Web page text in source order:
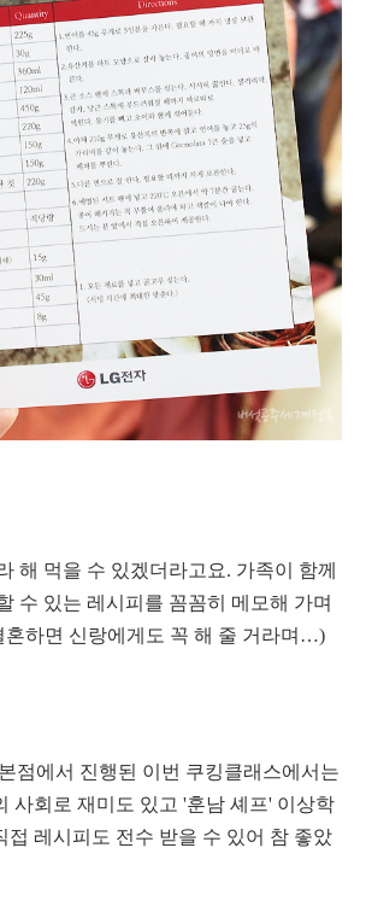
해 먹을 수 있겠더라고요. 가족이 함께
수 있는 레시피를 꼼꼼히 메모해 가며
혼하면 신랑에게도 꼭 해 줄 거라며…)
점에서 진행된 이번 쿠킹클래스에서는
사회로 재미도 있고 '훈남 셰프' 이상학
접 레시피도 전수 받을 수 있어 참 좋았